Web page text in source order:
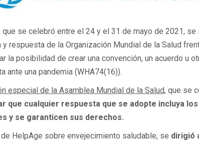
que se celebró entre el 24 y el 31 de mayo de 2021, se
respuesta de la Organización Mundial de la Salud
la posibilidad de crear una convención, un acuerdo u
ante una pandemia (WHA74(16)).
especial de la Asamblea Mundial de la Salud, que se
que cualquier respuesta que se adopte incluya
y se garanticen sus derechos.
HelpAge sobre envejecimiento saludable, se dirigió